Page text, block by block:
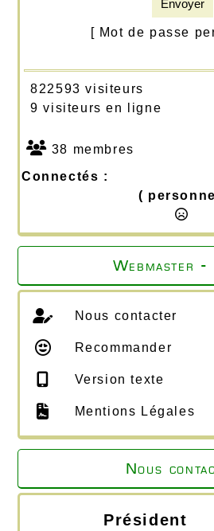
Envoyer
[ Mot de passe
822593 visiteurs
9 visiteurs en ligne
38 membres
Connectés :
(
Webmaster -
Nous contacter
Recommander
Version texte
Mentions Légales
Nous
Président